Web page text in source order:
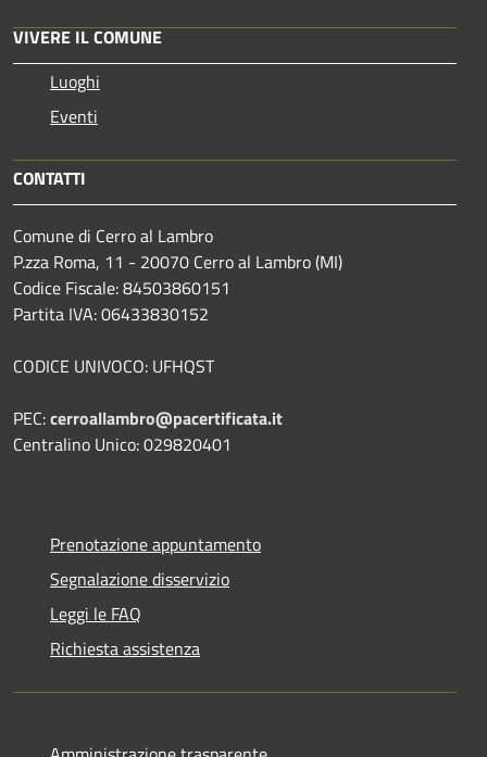
VIVERE IL COMUNE
Luoghi
Eventi
CONTATTI
Comune di Cerro al Lambro
P.zza Roma, 11 - 20070 Cerro al Lambro (MI)
Codice Fiscale: 84503860151
Partita IVA: 06433830152
CODICE UNIVOCO: UFHQST
PEC:cerroallambro@pacertificata.it
Centralino Unico: 029820401
Prenotazione appuntamento
Segnalazione disservizio
Leggi le FAQ
Richiesta assistenza